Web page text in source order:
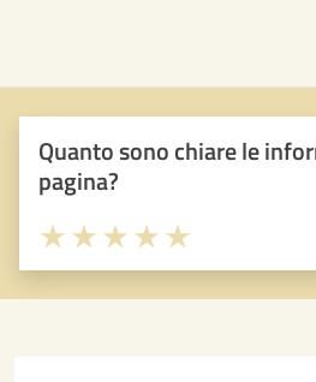
Quanto sono chiare le
pagina?
Valuta 5 stelle su
Valuta 4 stelle su 5
Valuta 3 stelle su 5
Valuta 2 stelle su 5
Valuta 1 stelle su 5